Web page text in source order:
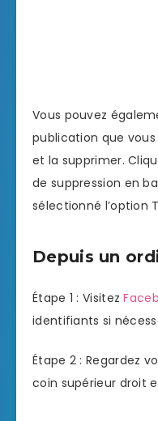
Vous pouvez
publication que
et la supprimer.
de suppression en
sélectionné l’option
Depuis un
Étape 1 : Visitez
identifiants si
Étape 2 : Regardez
coin supérieur droit